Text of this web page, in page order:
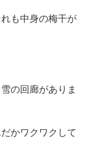
も中身の梅干が
の回廊がありま
かワクワクして